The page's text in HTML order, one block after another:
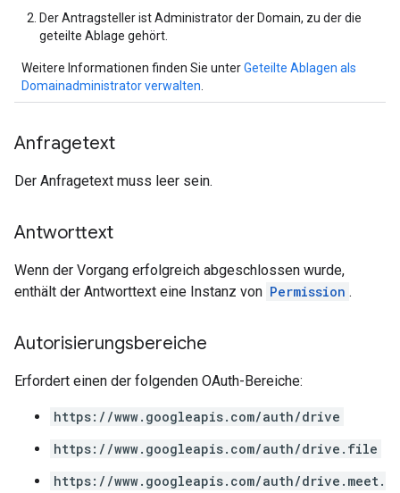
Der Antragsteller ist Administrator der Domain, zu der die
geteilte Ablage gehört.
Weitere Informationen finden Sie unterGeteilte Ablagen als
Domainadministrator verwalten
Anfragetext
Der Anfragetext muss leer sein.
Antworttext
Wenn der Vorgang erfolgreich abgeschlossen wurde,
enthält der Antworttext eine Instanz von Permission .
Autorisierungsbereiche
Erfordert einen der folgenden OAuth-Bereiche:
https://www.googleapis.com/auth/drive
https://www.googleapis.com/auth/drive.file
https://www.googleapis.com/auth/drive.meet.